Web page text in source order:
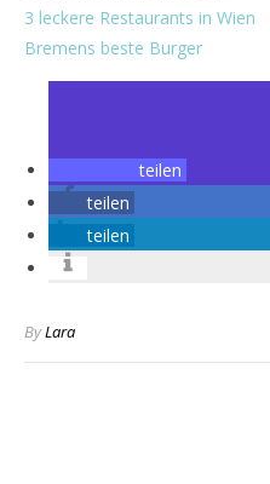
3 leckere Restaurants in Wien
Bremens beste Burger
teilen
teilen
teilen
ByLara